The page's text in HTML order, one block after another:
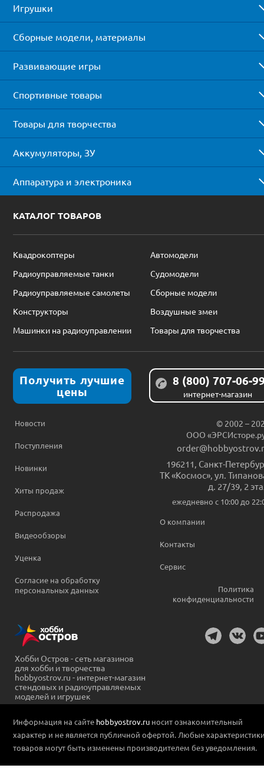
Игрушки
Сборные модели, материалы
Развивающие игры
Спортивные товары
Товары для творчества
Аккумуляторы, ЗУ
Аппаратура и электроника
КАТАЛОГ ТОВАРОВ
Квадрокоптеры
Автомодели
Радиоуправляемые танки
Судомодели
Радиоуправляемые самолеты
Сборные модели
Конструкторы
Воздушные змеи
Машинки на радиоуправлении
Товары для творчества
Получить лучшие
цены
8 (800) 707-06-
интернет-магазин
Новости
Поступления
Новинки
Хиты продаж
Распродажа
Видеообзоры
Уценка
Согласие на обработку
персональных данных
© 2002 –
ООО
196211 Санкт-
ТК «Космос», ул.
д. 27/39, 2
ежедневно c 10:00 до
О компании
Контакты
Сервис
Политика
конфиденциальности
Хобби Остров - сеть магазинов
для хобби и творчества
hobbyostrov.ru - интернет-магазин
стендовых и радиоуправляемых
моделей и игрушек
Информация на сайте hobbyostrov.ru носит ознакомительный
характер и не является публичной офертой. Любые
товаров могут быть изменены производителем без уведомления.